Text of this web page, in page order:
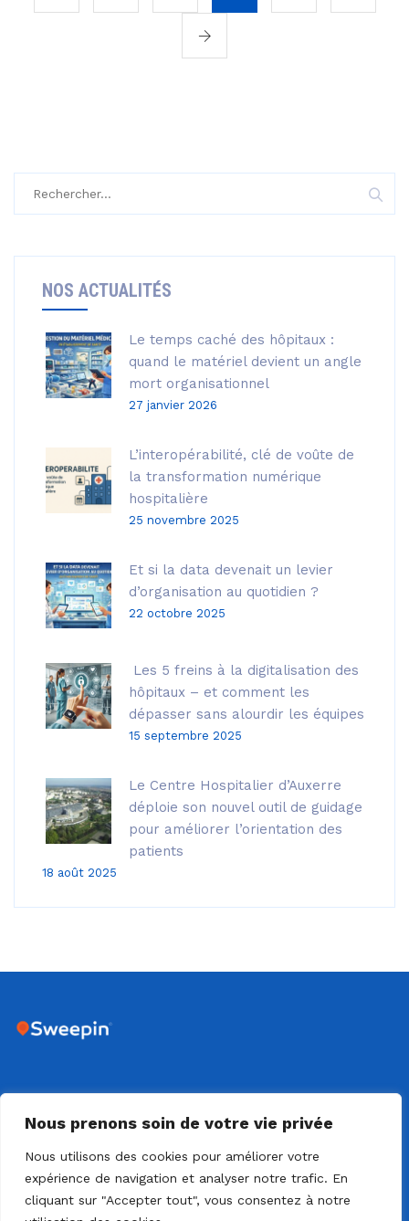
Nous prenons soin de votre vie privée
Nous utilisons des cookies pour améliorer votre
expérience de navigation et analyser notre trafic. En
cliquant sur "Accepter tout", vous consentez à notre
NOS ACTUALITÉS
Le temps caché des hôpitaux :
quand le matériel devient un angle
mort organisationnel
27 janvier 2026
L’interopérabilité, clé de voûte de
la transformation numérique
hospitalière
25 novembre 2025
Et si la data devenait un levier
d’organisation au quotidien ?
22 octobre 2025
Les 5 freins à la digitalisation des
hôpitaux – et comment les
dépasser sans alourdir les équipes
15 septembre 2025
Le Centre Hospitalier d’Auxerre
déploie son nouvel outil de guidage
pour améliorer l’orientation des
patients
18 août 2025